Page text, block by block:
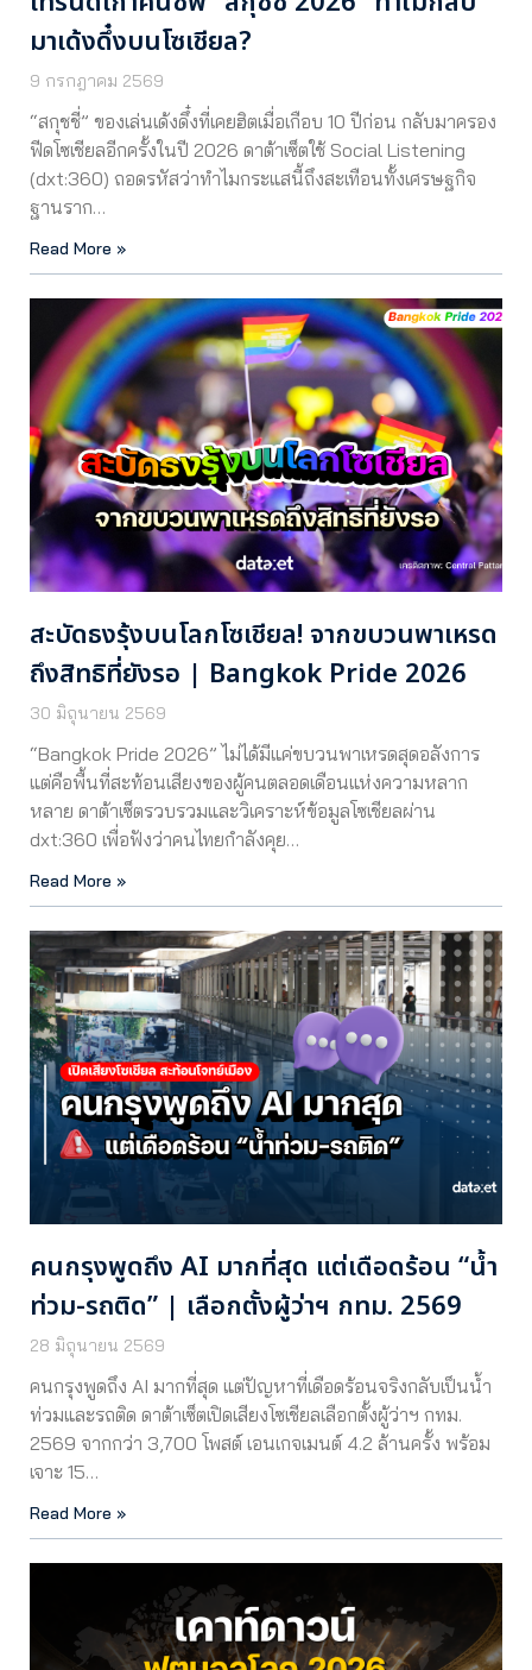
มาเด้งดึ๋งบนโซเชียล?
9 กรกฎาคม 2569
“สกุชชี่” ของเล่นเด้งดึ๋งที่เคยฮิตเมื่อเกือบ 10 ปีก่อน กลับมาครอง
ฟีดโซเชียลอีกครั้งในปี 2026 ดาต้าเซ็ตใช้ Social Listening
(dxt:360) ถอดรหัสว่าทำไมกระแสนี้ถึงสะเทือนทั้งเศรษฐกิจ
ฐานราก…
Read More »
สะบัดธงรุ้งบนโลกโซเชียล! จากขบวนพาเหรด
ถึงสิทธิที่ยังรอ | Bangkok Pride 2026
30 มิถุนายน 2569
“Bangkok Pride 2026” ไม่ได้มีแค่ขบวนพาเหรดสุดอลังการ
แต่คือพื้นที่สะท้อนเสียงของผู้คนตลอดเดือนแห่งความหลาก
หลาย ดาต้าเซ็ตรวบรวมและวิเคราะห์ข้อมูลโซเชียลผ่าน
dxt:360 เพื่อฟังว่าคนไทยกำลังคุย…
Read More »
คนกรุงพูดถึง AI มากที่สุด แต่เดือดร้อน “น้ำ
ท่วม-รถติด” | เลือกตั้งผู้ว่าฯ กทม. 2569
28 มิถุนายน 2569
คนกรุงพูดถึง AI มากที่สุด แต่ปัญหาที่เดือดร้อนจริงกลับเป็นน้ำ
ท่วมและรถติด ดาต้าเซ็ตเปิดเสียงโซเชียลเลือกตั้งผู้ว่าฯ กทม.
2569 จากกว่า 3,700 โพสต์ เอนเกจเมนต์ 4.2 ล้านครั้ง พร้อม
เจาะ 15…
Read More »